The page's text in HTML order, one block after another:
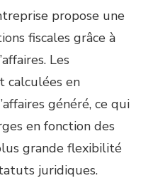
propose une
fiscales grâce à
Les
calculées en
généré, ce qui
en fonction des
grande flexibilité
juridiques.